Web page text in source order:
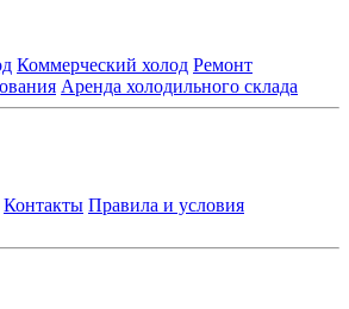
Коммерческий холод Ремонт
Аренда холодильного склада
Контакты Правила и условия